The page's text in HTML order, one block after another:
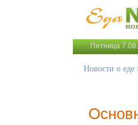
Пятница
Новости о еде